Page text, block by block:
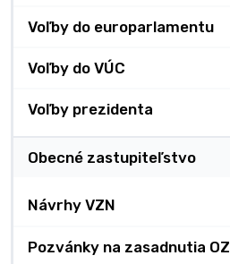
Voľby do europarlamentu
Voľby do VÚC
Voľby prezidenta
Obecné zastupiteľstvo
Návrhy VZN
Pozvánky na zasadnutia OZ